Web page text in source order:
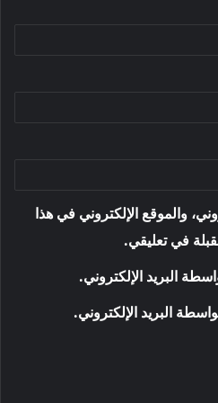
والموقع الإلكتروني في هذا
في تعليقي.
البريد الإلكتروني.
البريد الإلكتروني.